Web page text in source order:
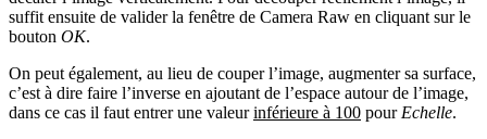
suffit ensuite de valider la fenêtre de Camera Raw en cliquant sur le
bouton OK.
On peut également, au lieu de couper l’image, augmenter sa surface,
c’est à dire faire l’inverse en ajoutant de l’espace autour de l’image,
dans ce cas il faut entrer une valeurinférieure à 100 pourEchelle.